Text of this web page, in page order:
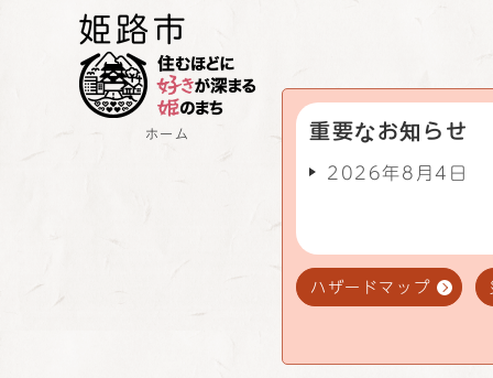
ホーム 重要なお知らせ
2026年8月4日
ハザードマップ